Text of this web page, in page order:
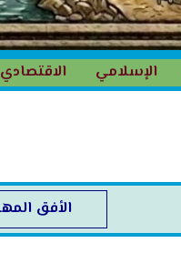
الإسلامي الاقتصادي
الأفق